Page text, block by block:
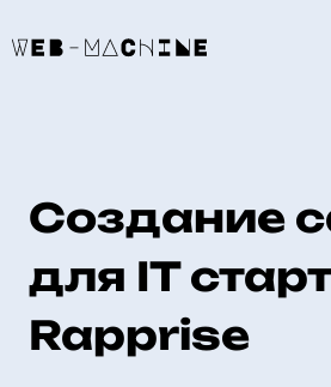
Создание
для IT
Rapprise